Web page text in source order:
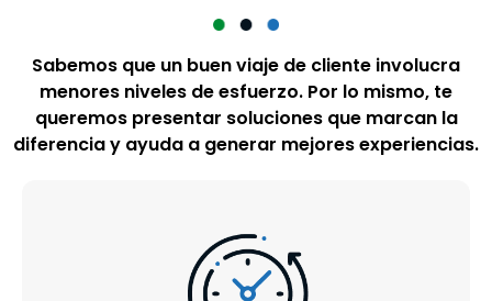
Sabemos que un buen viaje de cliente involucra
menores niveles de esfuerzo. Por lo mismo, te
queremos presentar soluciones que marcan la
diferencia y ayuda a generar mejores experiencias.